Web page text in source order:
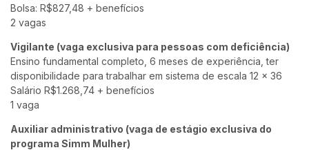
Bolsa: R$827,48 + benefícios
2 vagas
Vigilante (vaga exclusiva para pessoas com deficiência)
Ensino fundamental completo, 6 meses de experiência, ter
disponibilidade para trabalhar em sistema de escala 12 x 36
Salário R$1.268,74 + benefícios
1 vaga
Auxiliar administrativo (vaga de estágio exclusiva do
programa Simm Mulher)